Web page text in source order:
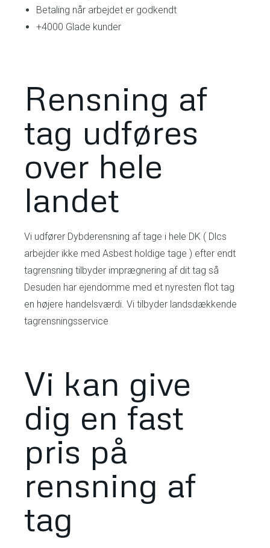
Rensning af
tag udføres
over hele
landet
Vi udfører Dybderensning af tage i hele DK ( Dlcs
arbejder ikke med Asbest holdige tage ) efter endt
tagrensning tilbyder imprægnering af dit tag så
Desuden har ejendomme med et nyresten flot tag
en højere handelsværdi. Vi tilbyder landsdækkende
tagrensningsservice
Vi kan give
dig en fast
pris på
rensning af
tag
Betaling når arbejdet er godkendt
+4000 Glade kunder